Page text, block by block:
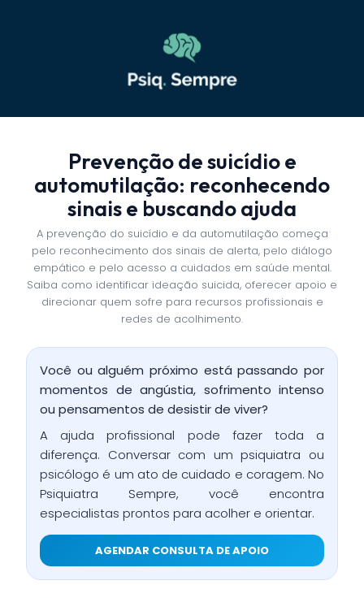
Prevenção de suicídio e
automutilação: reconhecendo
sinais e buscando ajuda
A prevenção do suicídio e da automutilação começa
pelo reconhecimento dos sinais de alerta, pelo diálogo
empático e pelo acesso a cuidados em saúde mental.
Saiba como identificar ideação suicida, oferecer apoio e
direcionar quem sofre para recursos profissionais e
redes de acolhimento.
Você ou alguém próximo está passando por
momentos de angústia, sofrimento intenso
ou pensamentos de desistir de viver?
A ajuda profissional pode fazer toda a
diferença. Conversar com um psiquiatra ou
psicólogo é um ato de cuidado e coragem. No
Psiquiatra Sempre, você encontra
especialistas prontos para acolher e orientar.
AGENDAR CONSULTA DE APOIO